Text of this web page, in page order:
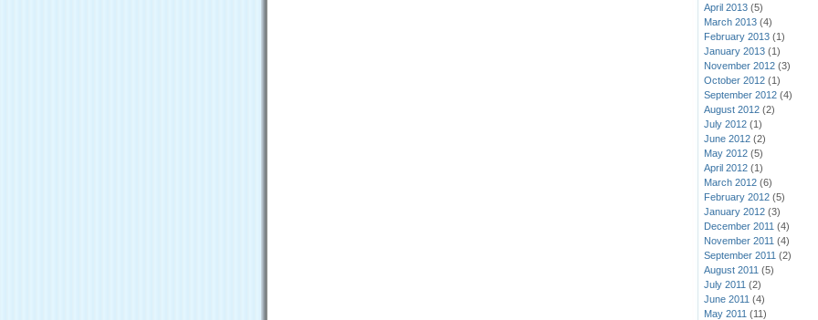
April 2013 (5)
March 2013 (4)
February 2013 (1)
January 2013 (1)
November 2012 (3)
October 2012 (1)
September 2012 (4)
August 2012 (2)
July 2012 (1)
June 2012 (2)
May 2012 (5)
April 2012 (1)
March 2012 (6)
February 2012 (5)
January 2012 (3)
December 2011 (4)
November 2011 (4)
September 2011 (2)
August 2011 (5)
July 2011 (2)
June 2011 (4)
May 2011 (11)